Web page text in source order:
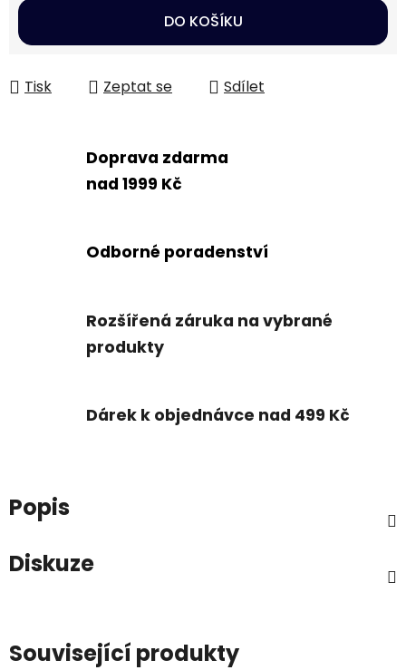
Měrná cena:
DO KOŠÍKU
Tisk Zeptat se Sdílet
Doprava zdarma
nad 1999 Kč
Odborné poradenství
Rozšířená záruka na vybrané
produkty
Dárek k objednávce nad 499 Kč
Popis
Diskuze
Související produkty